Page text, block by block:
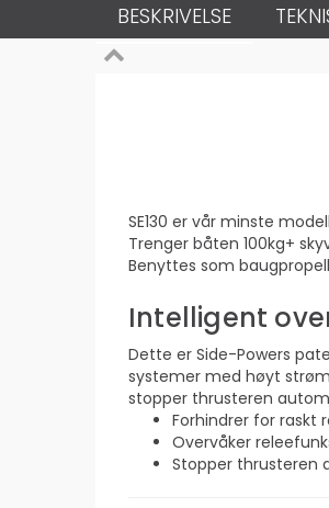
BESKRIVELSE
SE130 er vår minste
Trenger båten 100kg+
Benyttes som
Intelligent
Dette er Side-Powers
systemer med høyt
stopper thrusteren
Forhindrer for raskt
Overvåker
Stopper thrusteren